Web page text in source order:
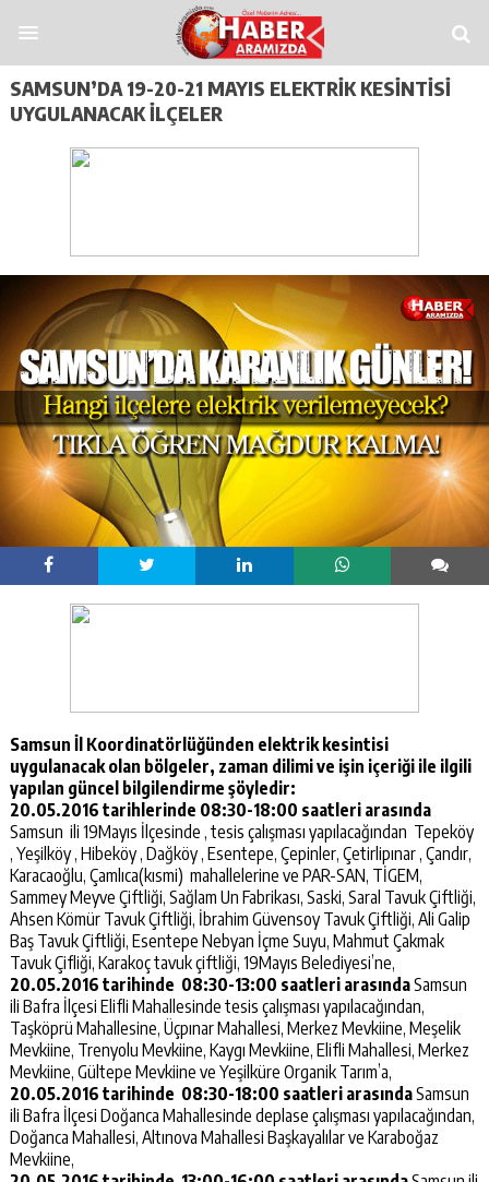
Casino SpinograndpashabetJojobet
SAMSUN’DA 19-20-21 MAYIS ELEKTRIK KESINTISI
UYGULANACAK İLÇELER
Samsun İl Koordinatörlüğünden elektrik kesintisi
uygulanacak olan bölgeler, zaman dilimi ve işin içeriği ile ilgili
yapılan güncel bilgilendirme şöyledir:
20.05.2016 tarihlerinde 08:30-18:00 saatleri arasında
Samsun ili 19Mayıs İlçesinde , tesis çalışması yapılacağından Tepeköy
, Yeşilköy , Hibeköy , Dağköy , Esentepe, Çepinler, Çetirlipınar , Çandır,
Karacaoğlu, Çamlıca(kısmi) mahallelerine ve PAR-SAN, TİGEM,
Sammey Meyve Çiftliği, Sağlam Un Fabrikası, Saski, Saral Tavuk Çiftliği,
Ahsen Kömür Tavuk Çiftliği, İbrahim Güvensoy Tavuk Çiftliği, Ali Galip
Baş Tavuk Çiftliği, Esentepe Nebyan İçme Suyu, Mahmut Çakmak
Tavuk Çifliği, Karakoç tavuk çiftliği, 19Mayıs Belediyesi’ne,
20.05.2016 tarihinde 08:30-13:00 saatleri arasındaSamsun
ili Bafra İlçesi Elifli Mahallesinde tesis çalışması yapılacağından,
Taşköprü Mahallesine, Üçpınar Mahallesi, Merkez Mevkiine, Meşelik
Mevkiine, Trenyolu Mevkiine, Kaygı Mevkiine, Elifli Mahallesi, Merkez
Mevkiine, Gültepe Mevkiine ve Yeşilküre Organik Tarım’a,
20.05.2016 tarihinde 08:30-18:00 saatleri arasındaSamsun
ili Bafra İlçesi Doğanca Mahallesinde deplase çalışması yapılacağından,
Doğanca Mahallesi, Altınova Mahallesi Başkayalılar ve Karaboğaz
Mevkiine,